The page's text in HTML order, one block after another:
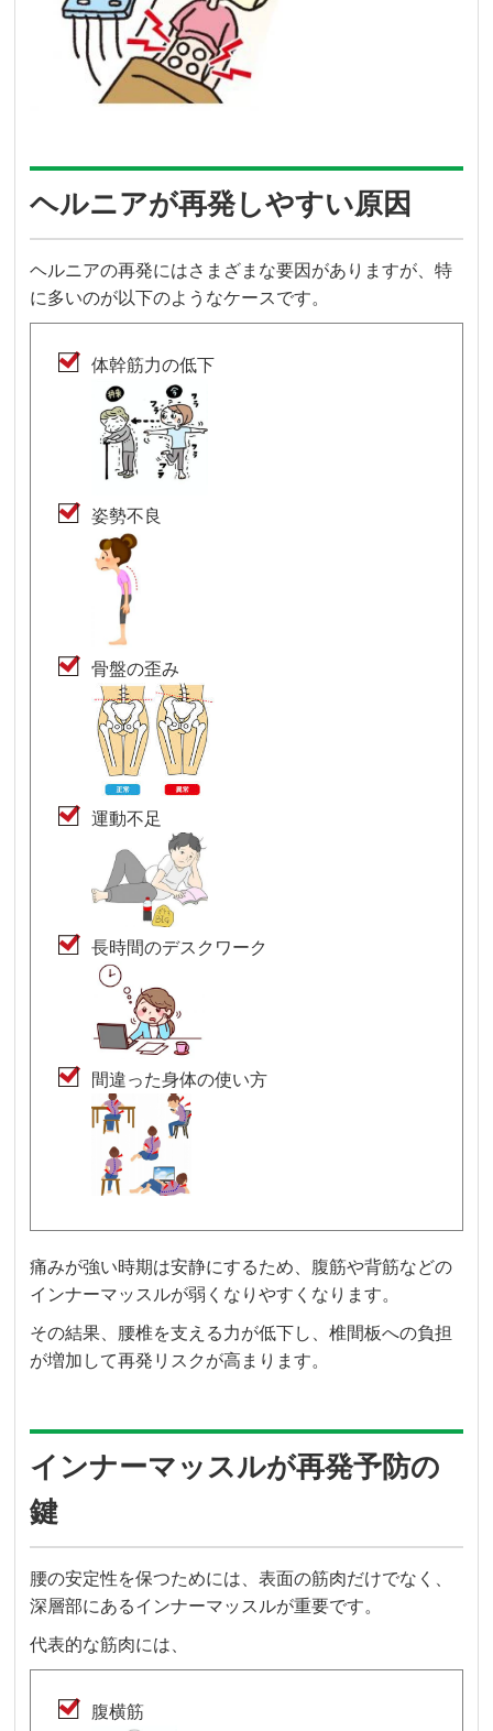
ヘルニアが再発しやすい原因
ヘルニアの再発にはさまざまな要因がありますが、特
に多いのが以下のようなケースです。
体幹筋力の低下
姿勢不良
骨盤の歪み
運動不足
長時間のデスクワーク
間違った身体の使い方
痛みが強い時期は安静にするため、腹筋や背筋などの
インナーマッスルが弱くなりやすくなります。
その結果、腰椎を支える力が低下し、椎間板への負担
が増加して再発リスクが高まります。
インナーマッスルが再発予防の
鍵
腰の安定性を保つためには、表面の筋肉だけでなく、
深層部にあるインナーマッスルが重要です。
代表的な筋肉には、
腹横筋